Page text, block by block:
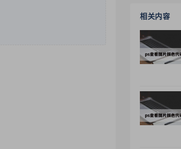
相关内容